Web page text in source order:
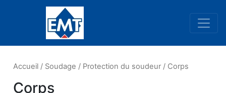
Navigation principale
Accueil / Soudage / Protection du soudeur / Corps
Corps